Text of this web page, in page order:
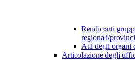
Rendiconti
regionali/
Atti degli organi
Articolazione degli